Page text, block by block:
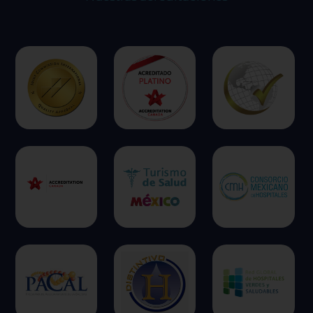
Permitir todas
Sistema de personalización de cookies
Cookies dirigidas
Cookies de funcionalidad
Cookies de rendimiento